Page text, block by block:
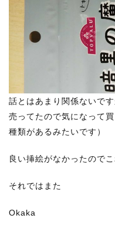
話とはあまり関係ないで
売ってたので気になって
種類があるみたいです）
良い挿絵がなかったので
それではまた
Okaka